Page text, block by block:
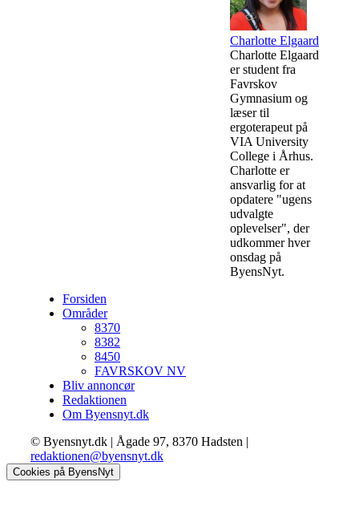
Charlotte Elgaard
Charlotte Elgaard
er student fra
Favrskov
Gymnasium og
læser til
ergoterapeut på
VIA University
College i Århus.
Charlotte er
ansvarlig for at
opdatere "ugens
udvalgte
oplevelser", der
udkommer hver
onsdag på
ByensNyt.
Forsiden
Områder
8370
8382
8450
FAVRSKOV NV
Bliv annoncør
Redaktionen
Om Byensnyt.dk
© Byensnyt.dk | Ågade 97, 8370 Hadsten |
redaktionen@byensnyt.dk
Cookies på ByensNyt